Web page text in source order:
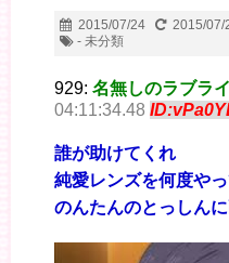
2015/07/24
2015/07/
- 未分類
929: 名無しのラブラ
04:11:34.48
誰が助けてくれ
純愛レンズを何度や
のんたんのとっしん